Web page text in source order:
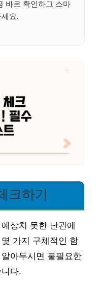
바로 확인하고 스마
요.
크하기
상치 못한 난관에
가지 구체적인 함
아두시면 불필요한
다.